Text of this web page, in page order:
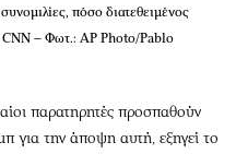
πόσο διατεθειμένος
CNN – Φωτ.: AP Photo/Pablo
παρατηρητές προσπαθούν
για την άποψη αυτή, εξηγεί το